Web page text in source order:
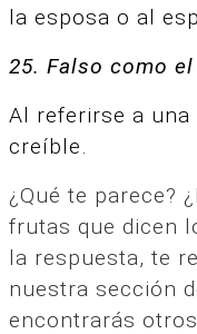
la esposa o al
25. Falso como
Al referirse a
creíble.
¿Qué te parece?
frutas que dicen
la respuesta, te
nuestra sección
encontrarás